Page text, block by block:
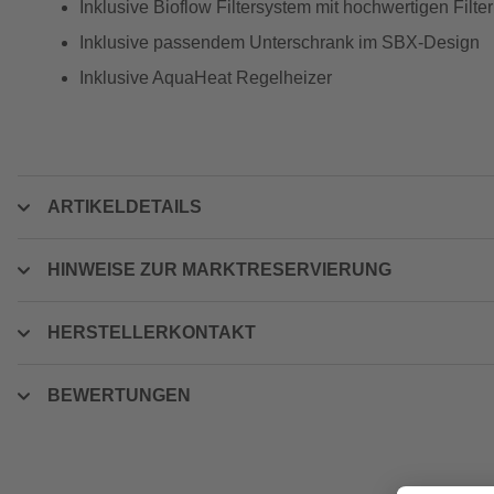
Inklusive Bioflow Filtersystem mit hochwertigen
Inklusive passendem Unterschrank im SBX-Design
Inklusive AquaHeat Regelheizer
ARTIKELDETAILS
HINWEISE ZUR MARKTRESERVIERUNG
HERSTELLERKONTAKT
BEWERTUNGEN